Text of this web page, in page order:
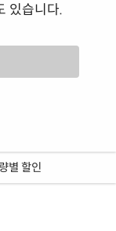
있습니다.
별 할인